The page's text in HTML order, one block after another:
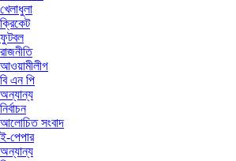
খেলাধুলা
ক্রিকেট
ফুটবল
রাজনীতি
আওয়ামীলীগ
বি এন পি
অন্যান্য
নির্বাচন
আলোচিত সংবাদ
ই-পেপার
অন্যান্য